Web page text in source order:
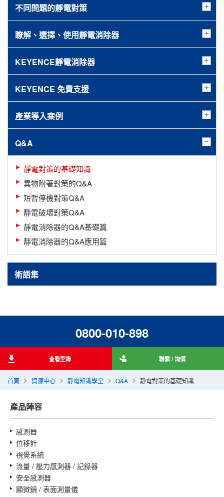
首頁 資源中心 靜電知識學堂 Q&A 靜電對策的基礎知識
這就是靜電產生的原因。
作用於點電荷的庫倫力
用PDF彙整查看
一方。如上述，物質的帶電極性會視接觸對象而變化，
而將此帶電極性的傾向依次排列的序列稱為「帶電序
列」。
用PDF彙整查看
形成點電荷的電場強度
假設某個空間內存在點電荷Q[C]，作用於該電荷的力為
F[N]，此時電場強度為
E=F/Q[V/m]
（電場單位[V/m]代表每一單位距離的電位差），因此
F=EQ[N]
而形成點電荷的電場強度則可以下列公式來表示：
E=Q/4πε0r2ε0：真空電容率、r：距離
。
由此公式可得知點電荷Q[C]的電場強度與電荷量成正
比，與點距離電荷的距離[r]的二次方成反比。
用PDF彙整查看
帶電體附近有導體時
的電力線
不同問題的靜電對策
瞭解、選擇、使用靜電消除器
KEYENCE靜電消除器
KEYENCE 免費支援
產業導入案例
Q&A
靜電對策的基礎知識
異物附著對策的Q&A
短暫停機對策Q&A
靜電破壞對策Q&A
靜電消除器的Q&A基礎篇
靜電消除器的Q&A應用篇
術語集
0800-010-898
查看型錄 聯繫 / 詢價
產品陣容
感測器
位移計
視覺系統
流量 / 壓力感測器 / 記錄器
安全感測器
顯微鏡 / 表面測量儀